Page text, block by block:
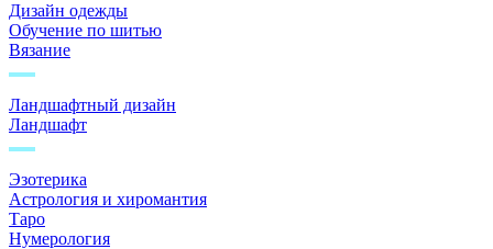
Дизайн одежды
Обучение по шитью
Вязание
Ландшафтный дизайн
Ландшафт
Эзотерика
Астрология и хиромантия
Таро
Нумерология